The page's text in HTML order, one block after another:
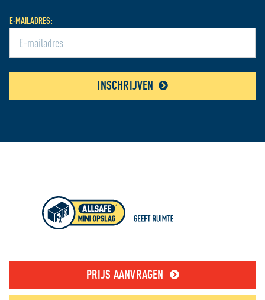
E-MAILADRES:
INSCHRIJVEN
PRIJS AANVRAGEN